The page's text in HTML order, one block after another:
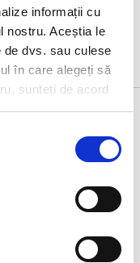
informații cu
nostru. Aceștia le
de dvs. sau culese
în care alegeți să
sunteți de acord
Contact
Contact
Carieră
YoungLead
Presa